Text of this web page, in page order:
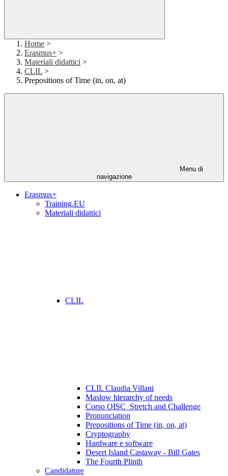
Home >
Erasmus+ >
Materiali didattici >
CLIL >
Prepositions of Time (in, on, at)
Menu di
navigazione
Erasmus+
Training.EU
Materiali didattici
CLIL
CLIL Claudia Villani
Maslow hierarchy of needs
Corso OISC_Stretch and Challenge
Pronunciation
Prepositions of Time (in, on, at)
Cryptography
Hardware e software
Desert Island Castaway - Bill Gates
The Fourth Plinth
Candidature